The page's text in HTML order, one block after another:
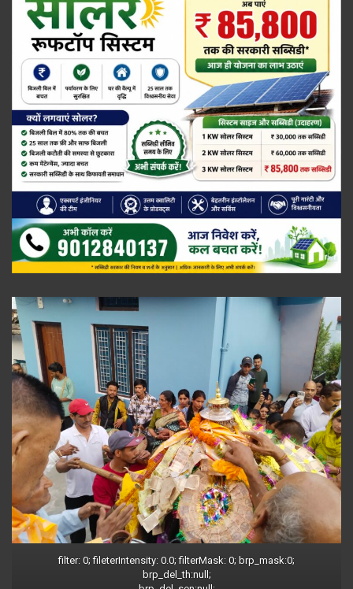
filter: 0; fileterIntensity: 0.0; filterMask: 0; brp_mask:0;
brp_del_th:null;